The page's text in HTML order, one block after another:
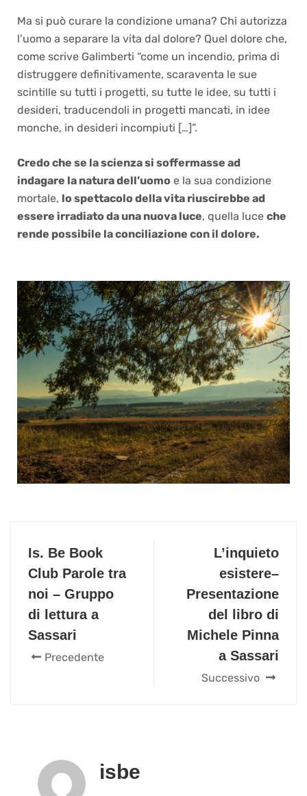
Ma si può curare la condizione umana? Chi autorizza
l’uomo a separare la vita dal dolore? Quel dolore che,
come scrive Galimberti “come un incendio, prima di
distruggere definitivamente, scaraventa le sue
scintille su tutti i progetti, su tutte le idee, su tutti i
desideri, traducendoli in progetti mancati, in idee
monche, in desideri incompiuti […]”.
Credo che se la scienza si soffermasse ad
indagare la natura dell’uomo e la sua condizione
mortale, lo spettacolo della vita riuscirebbe ad
essere irradiato da una nuova luce, quella luce che
rende possibile la conciliazione con il dolore.
Is. Be Book
Club Parole tra
noi – Gruppo
di lettura a
Sassari
Precedente
L’inquieto
esistere–
Presentazione
del libro di
Michele Pinna
a Sassari
Successivo
isbe